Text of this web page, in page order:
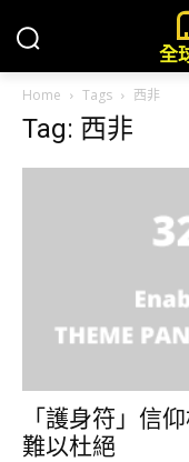
全
Home Tags 西非
Tag: 西非
「護身符」信
難以杜絕